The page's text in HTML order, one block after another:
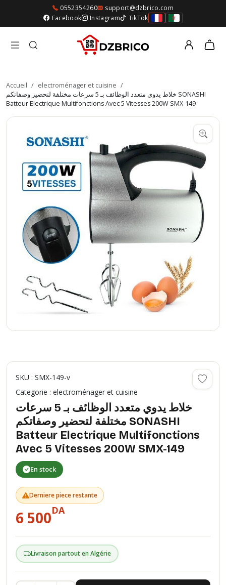
0552354260
support@dzbrico.com
Facebook
Instagram TikTok
Accueil / electroménager et cuisine /
خلاط يدوي متعدد الوظائف بـ 5 سرعات مختلفة لتحضير وصفاتكم SONASHI
Batteur Electrique Multifonctions Avec 5 Vitesses 200W SMX-149
SKU : SMX-149-v
Categorie : electroménager et cuisine
خلاط يدوي متعدد الوظائف بـ 5 سرعات
مختلفة لتحضير وصفاتكم SONASHI
Batteur Electrique Multifonctions
Avec 5 Vitesses 200W SMX-149
En stock
Derniere piece restante
6 500DA
Livraison partout en Algérie